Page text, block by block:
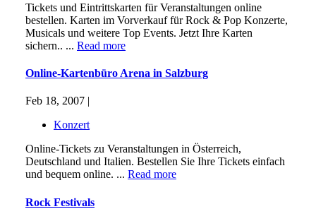
Tickets und Eintrittskarten für Veranstaltungen online
bestellen. Karten im Vorverkauf für Rock & Pop Konzerte,
Musicals und weitere Top Events. Jetzt Ihre Karten
sichern.. ... Read more
Online-Kartenbüro Arena in Salzburg
Feb 18, 2007 |
Konzert
Online-Tickets zu Veranstaltungen in Österreich,
Deutschland und Italien. Bestellen Sie Ihre Tickets einfach
und bequem online. ... Read more
Rock Festivals